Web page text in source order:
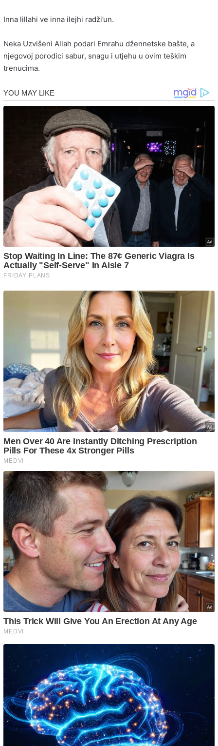
Inna lillahi ve inna ilejhi radži’un.
Neka Uzvišeni Allah podari Emrahu džennetske bašte, a
njegovoj porodici sabur, snagu i utjehu u ovim teškim
trenucima.